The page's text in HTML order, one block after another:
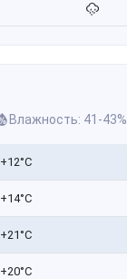
Влажность: 41-43%
+12°C
+14°C
+21°C
+20°C